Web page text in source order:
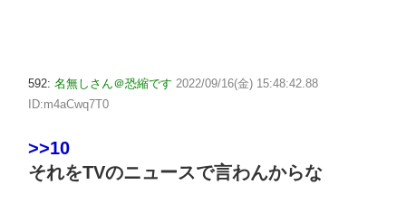
592: 名無しさん＠恐縮です 2022/09/16(金) 15:48:42.88
ID:m4aCwq7T0
>>10
それをTVのニュースで言わんからな